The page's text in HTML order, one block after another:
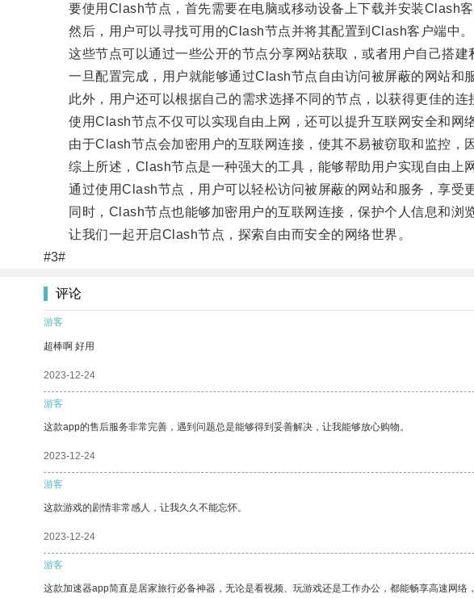
要使用Clash节点，首先需要在电脑或移动设备上下载并安装Clash客
然后，用户可以寻找可用的Clash节点并将其配置到Clash客户端中。
这些节点可以通过一些公开的节点分享网站获取，或者用户自己搭建
一旦配置完成，用户就能够通过Clash节点自由访问被屏蔽的网站和服
此外，用户还可以根据自己的需求选择不同的节点，以获得更佳的连
使用Clash节点不仅可以实现自由上网，还可以提升互联网安全和网络
由于Clash节点会加密用户的互联网连接，使其不易被窃取和监控，
综上所述，Clash节点是一种强大的工具，能够帮助用户实现自由上网
通过使用Clash节点，用户可以轻松访问被屏蔽的网站和服务，享受更
同时，Clash节点也能够加密用户的互联网连接，保护个人信息和浏览
让我们一起开启Clash节点，探索自由而安全的网络世界。
#3#
评论
游客
超棒啊 好用
2023-12-24
游客
这款app的售后服务非常完善，遇到问题总是能够得到妥善解决，让我能够放心购物。
2023-12-24
游客
这款游戏的剧情非常感人，让我久久不能忘怀。
2023-12-24
游客
这款加速器app简直是居家旅行必备神器，无论是看视频、玩游戏还是工作办公，都能畅享高速网络